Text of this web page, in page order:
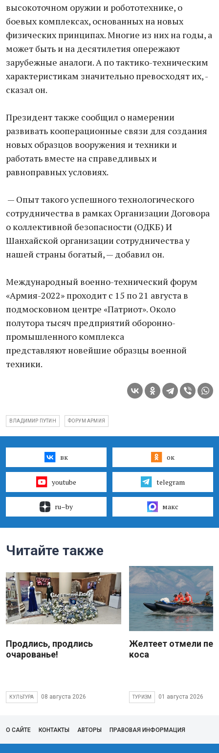
высокоточном оружии и робототехнике, о
боевых комплексах, основанных на новых
физических принципах. Многие из них на годы, а
может быть и на десятилетия опережают
зарубежные аналоги. А по тактико-техническим
характеристикам значительно превосходят их, -
сказал он.
Президент также сообщил о намерении
развивать кооперационные связи для создания
новых образцов вооружения и техники и
работать вместе на справедливых и
равноправных условиях.
— Опыт такого успешного технологического
сотрудничества в рамках Организации Договора
о коллективной безопасности (ОДКБ) И
Шанхайской организации сотрудничества у
нашей страны богатый, — добавил он.
Международный военно-технический форум
«Армия-2022» проходит с 15 по 21 августа в
подмосковном центре «Патриот». Около
полутора тысяч предприятий оборонно-
промышленного комплекса
представляют новейшие образцы военной
техники.
ВЛАДИМИР ПУТИН ФОРУМ АРМИЯ
вк ок
youtube telegram
ru–by макс
Читайте также
Продлись, продлись
очарованье!
КУЛЬТУРА 08 августа 2026
Желтеет отмели
коса
ТУРИЗМ 01 августа 2026
О САЙТЕ КОНТАКТЫ АВТОРЫ ПРАВОВАЯ ИНФОРМАЦИЯ